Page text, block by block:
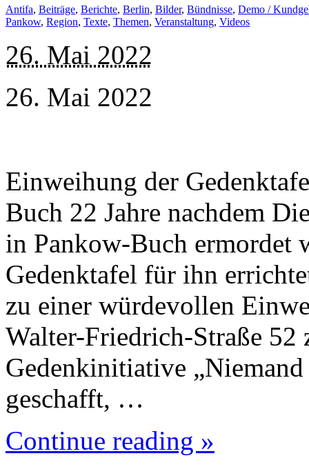
Antifa, Beiträge, Berichte, Berlin, Bilder, Bündnisse, Demo /
Pankow, Region, Texte, Themen, Veranstaltung, Videos
26. Mai 2022
26. Mai 2022
Einweihung der
Buch 22 Jahre nachdem
in Pankow-Buch ermordet
Gedenktafel für ihn
zu einer würdevollen
Walter-Friedrich-Straße 52
Gedenkinitiative „Niemand
geschafft, …
Continue reading »